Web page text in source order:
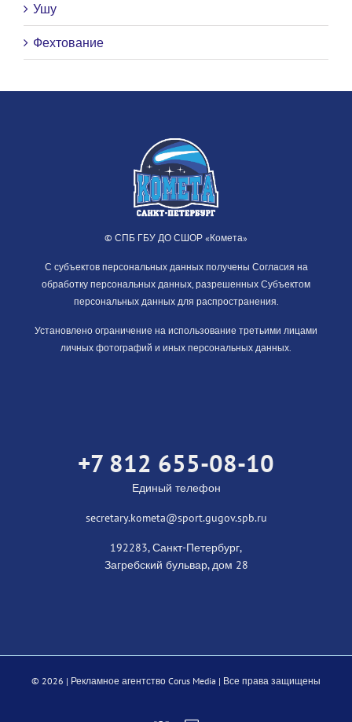
Ушу
Фехтование
© СПБ ГБУ ДО СШОР «Комета»
С субъектов персональных данных получены Согласия на
обработку персональных данных, разрешенных Субъектом
персональных данных для распространения.
Установлено ограничение на использование третьими лицами
личных фотографий и иных персональных данных.
+7 812 655-08-10
Единый телефон
secretary.kometa@sport.gugov.spb.ru
192283, Санкт-Петербург,
Загребский бульвар, дом 28
© 2026 | Рекламное агентство Corus Media | Все права защищены